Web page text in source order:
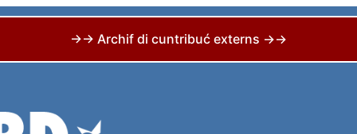
→→ Archif di cuntribuć externs →→